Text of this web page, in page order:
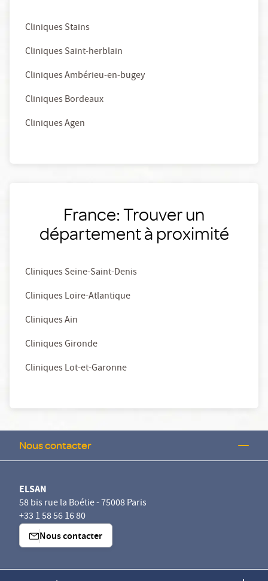
Cliniques Stains
Cliniques Saint-herblain
Cliniques Ambérieu-en-bugey
Cliniques Bordeaux
Cliniques Agen
France: Trouver un
département à proximité
Cliniques Seine-Saint-Denis
Cliniques Loire-Atlantique
Cliniques Ain
Cliniques Gironde
Cliniques Lot-et-Garonne
Nous contacter
ELSAN
58 bis rue la Boétie - 75008 Paris
+33 1 58 56 16 80
Nous contacter